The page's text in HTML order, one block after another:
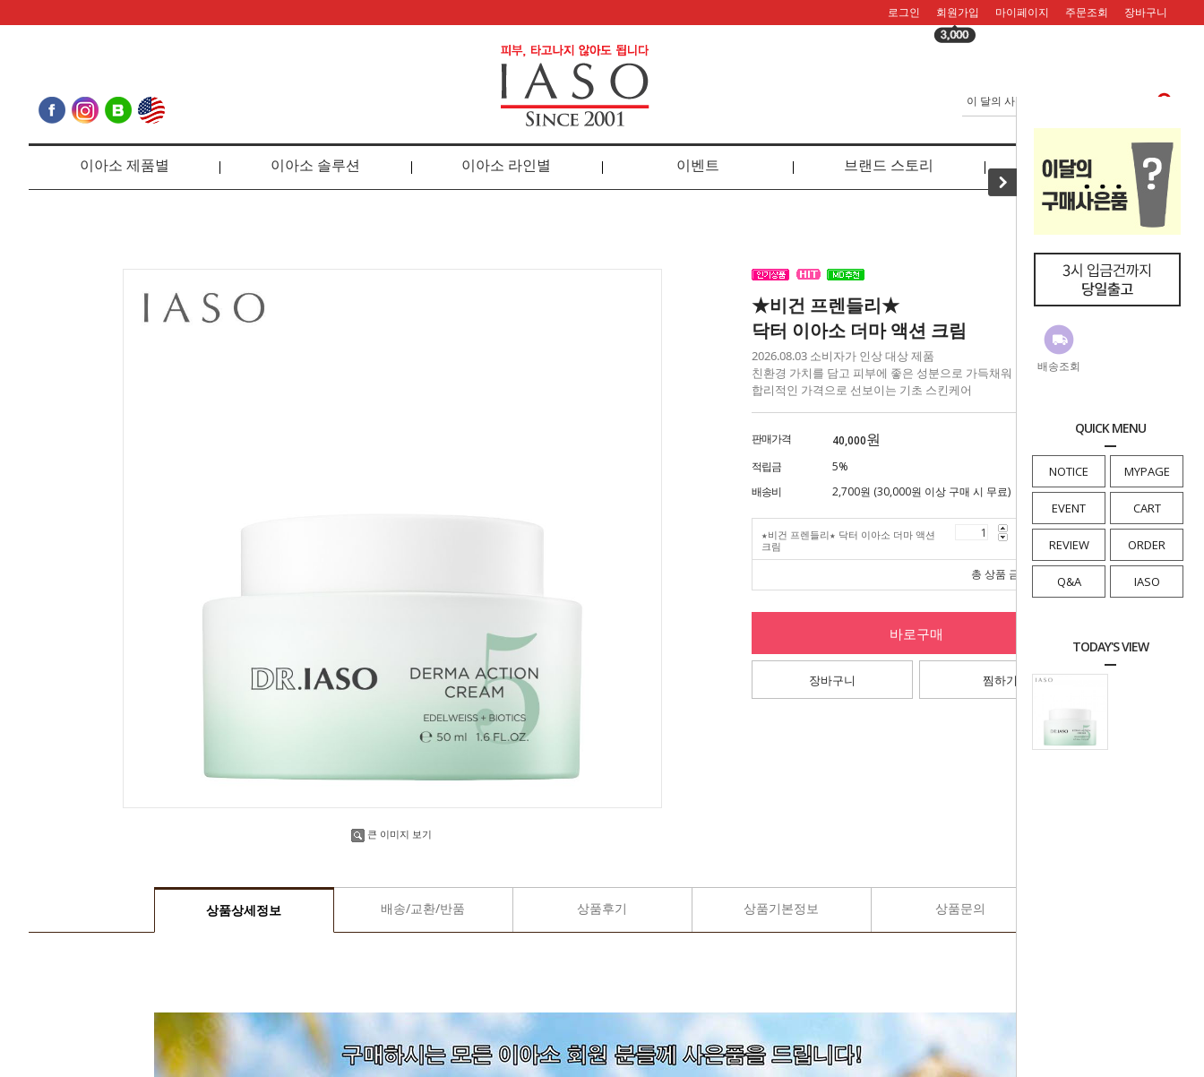
배송조회
QUICK MENU
NOTICE MYPAGE
EVENT CART
REVIEW ORDER
Q&A IASO
TODAY'S VIEW
로그인 회원가입 마이페이지 주문조회 장바구니
이아소 제품별 이아소 솔루션 이아소 라인별 이벤트 브랜드 스토리 리뷰
큰 이미지 보기
★비건 프렌들리★
닥터 이아소 더마 액션 크림
2026.08.03 소비자가 인상 대상 제품
친환경 가치를 담고 피부에 좋은 성분으로 가득채워
합리적인 가격으로 선보이는 기초 스킨케어
판매가격 40,000원
적립금
5%
배송비
2,700원 (30,000원 이상 구매 시 무료)
★비건 프렌들리★ 닥터 이아소 더마 액션
크림
총 상품 금액
바로구매
장바구니 찜하기
상품상세정보 배송/교환/반품 상품후기 상품기본정보 상품문의